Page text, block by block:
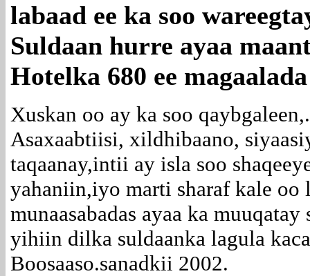
labaad ee ka soo
Suldaan hurre ayaa
Hotelka 680 ee
Xuskan oo ay ka soo
Asaxaabtiisi, xildhibaano,
taqaanay,intii ay isla soo
yahaniin,iyo marti sharaf kale oo
munaasabadas ayaa ka
yihiin dilka suldaanka lagula
Boosaaso.sanadkii 2002.